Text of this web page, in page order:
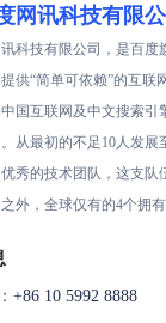
网讯科技有限
科技有限公司，是百度
供“简单可依赖”的互
国互联网及中文搜索
从最初的不足10人发
秀的技术团队，这支
外，全球仅有的4个拥
+86 10 5992 8888